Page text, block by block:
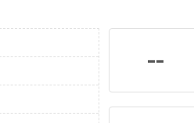
--